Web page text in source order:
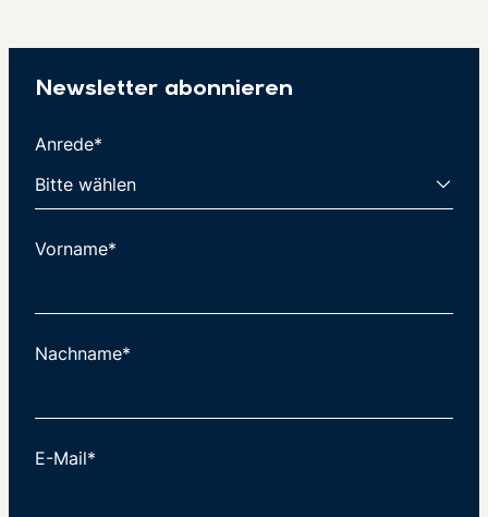
Newsletter abonnieren
Anrede*
Vorname*
Nachname*
E-Mail*